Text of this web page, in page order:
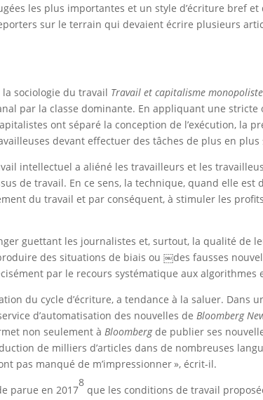
les plus importantes et un style d’écriture bref et
sur le terrain qui devaient écrire plusieurs
sociologie du travail Travail et capitalisme monopoliste
par la classe dominante. En appliquant une
ont séparé la conception de l’exécution, la
devant effectuer des tâches de plus en
intellectuel a aliéné les travailleurs et les
de travail. En ce sens, la technique, quand elle
du travail et par conséquent, à stimuler les
guettant les journalistes et, surtout, la qualité de
des situations de biais ou ￼des fausses
par le recours systématique aux algorithmes
du cycle d’écriture, a tendance à la saluer. Dans
d’automatisation des nouvelles de Bloomberg
non seulement à Bloombergde publier ses
de milliers d’articles dans de nombreuses
pas manqué de m’impressionner », écrit-il.
parue en 2017
8
que les conditions de travail